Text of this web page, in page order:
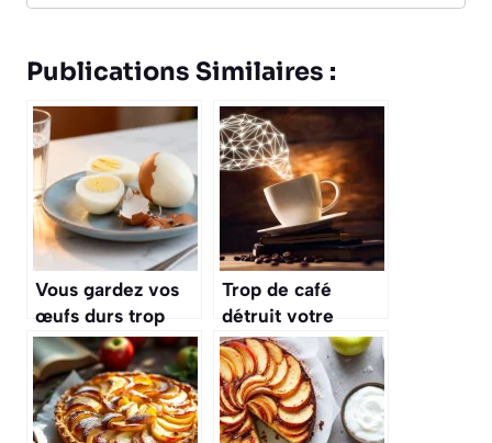
Publications Similaires :
Vous gardez vos
œufs durs trop
longtemps ? Ce
risque souvent
ignoré
Trop de café
détruit votre
cerveau : le risque
que personne
n’imagine